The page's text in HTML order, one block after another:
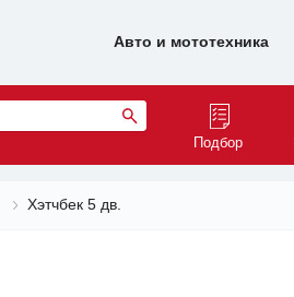
Авто и мототехника
Подбор
Хэтчбек 5 дв.